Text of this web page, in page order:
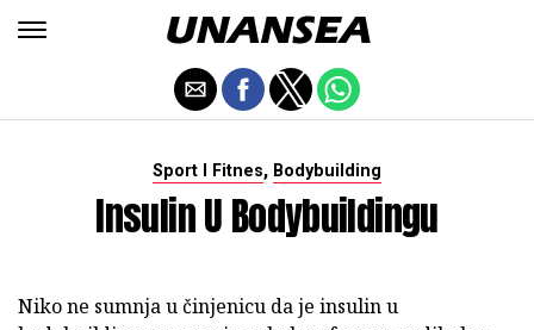
Sport I Fitnes, Bodybuilding
Insulin U Bodybuildingu
Niko ne sumnja u činjenicu da je insulin u